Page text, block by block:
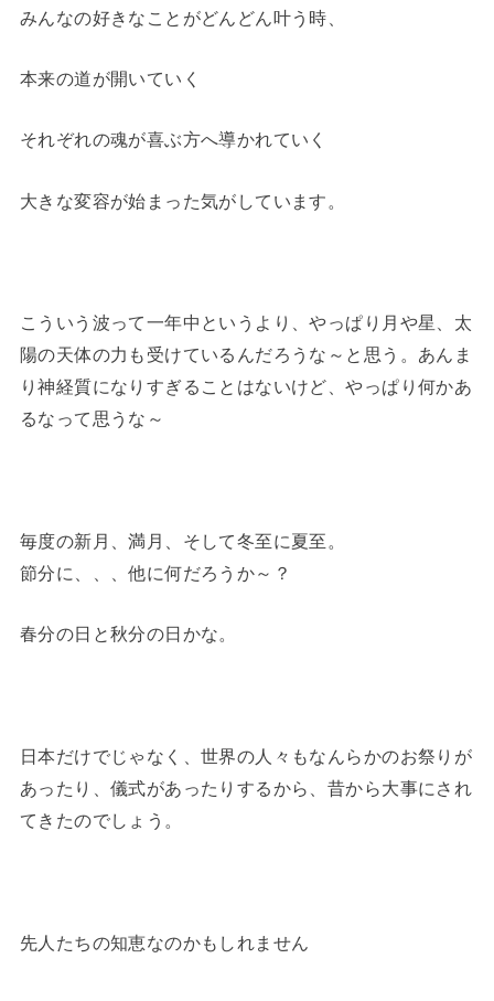
みんなの好きなことがどんどん叶う時、
本来の道が開いていく
それぞれの魂が喜ぶ方へ導かれていく
大きな変容が始まった気がしています。
こういう波って一年中というより、やっぱり月や星、太
陽の天体の力も受けているんだろうな～と思う。あんま
り神経質になりすぎることはないけど、やっぱり何かあ
るなって思うな～
毎度の新月、満月、そして冬至に夏至。
節分に、、、他に何だろうか～？
春分の日と秋分の日かな。
日本だけでじゃなく、世界の人々もなんらかのお祭りが
あったり、儀式があったりするから、昔から大事にされ
てきたのでしょう。
先人たちの知恵なのかもしれません